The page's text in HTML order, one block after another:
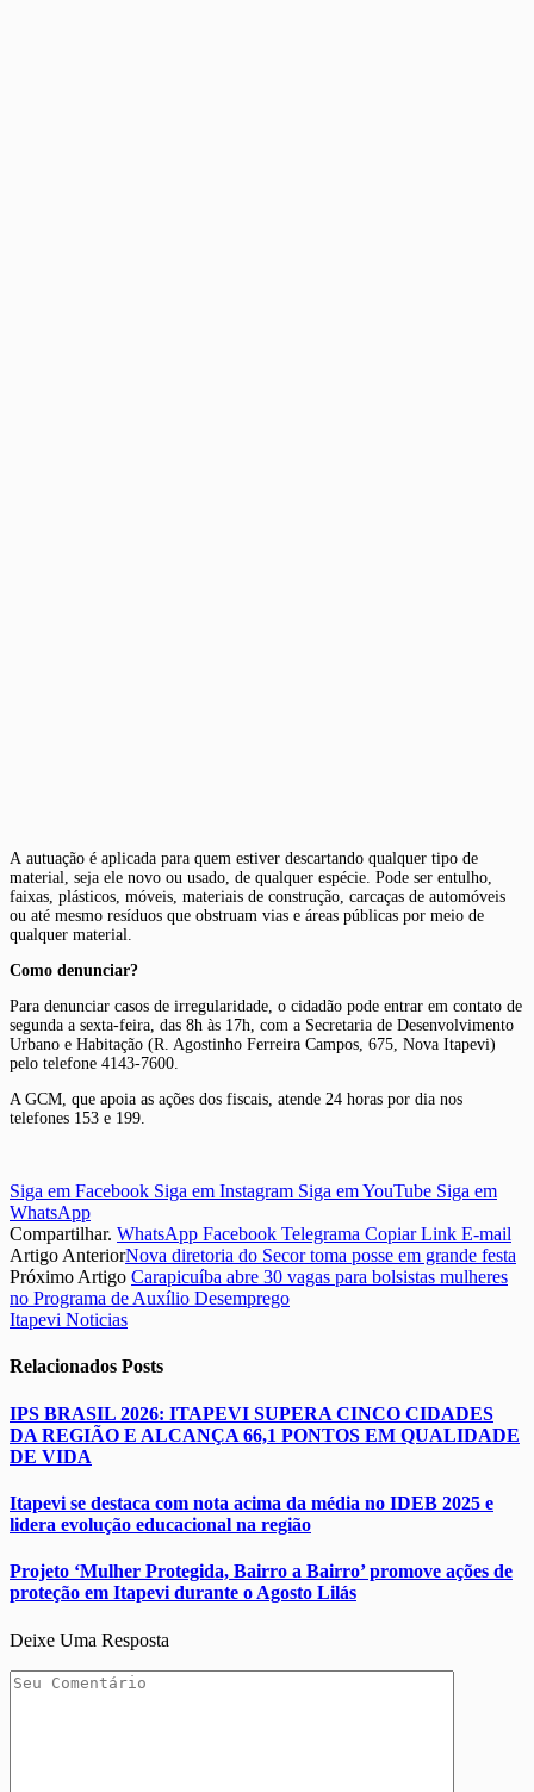
A autuação é aplicada para quem estiver descartando qualquer tipo de
material, seja ele novo ou usado, de qualquer espécie. Pode ser entulho,
faixas, plásticos, móveis, materiais de construção, carcaças de automóveis
ou até mesmo resíduos que obstruam vias e áreas públicas por meio de
qualquer material.
Como denunciar?
Para denunciar casos de irregularidade, o cidadão pode entrar em contato de
segunda a sexta-feira, das 8h às 17h, com a Secretaria de Desenvolvimento
Urbano e Habitação (R. Agostinho Ferreira Campos, 675, Nova Itapevi)
pelo telefone 4143-7600.
A GCM, que apoia as ações dos fiscais, atende 24 horas por dia nos
telefones 153 e 199.
Siga em Facebook Siga em Instagram Siga em YouTube Siga em
WhatsApp
Compartilhar. WhatsApp Facebook Telegrama Copiar Link E-mail
Artigo AnteriorNova diretoria do Secor toma posse em grande festa
Próximo Artigo Carapicuíba abre 30 vagas para bolsistas mulheres
no Programa de Auxílio Desemprego
Itapevi Noticias
Relacionados Posts
IPS BRASIL 2026: ITAPEVI SUPERA CINCO CIDADES
DA REGIÃO E ALCANÇA 66,1 PONTOS EM QUALIDADE
DE VIDA
Itapevi se destaca com nota acima da média no IDEB 2025 e
lidera evolução educacional na região
Projeto ‘Mulher Protegida, Bairro a Bairro’ promove ações de
proteção em Itapevi durante o Agosto Lilás
Deixe Uma Resposta